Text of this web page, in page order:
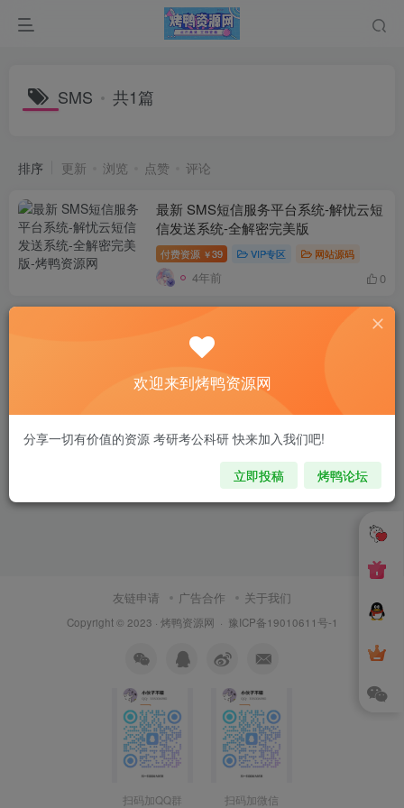
SMS 共1篇
排序 更新 浏览 点赞 评论
最新 SMS短信服务平台系统-解忧云短
信发送系统-全解密完美版
付费资源 ￥39 VIP专区 网站源码
4年前 0
友链申请 广告合作 关于我们
Copyright © 2023 · 烤鸭资源网 · 豫ICP备19010611号-1
扫码加QQ群 扫码加微信
欢迎来到烤鸭资源网
分享一切有价值的资源 考研考公科研 快来加入我们吧!
立即投稿 烤鸭论坛